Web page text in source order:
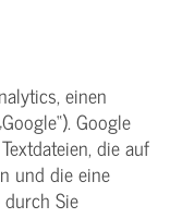
einen
Google
die auf
und die eine
Sie